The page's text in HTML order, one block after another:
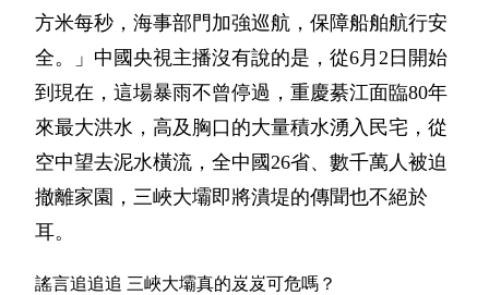
方米每秒，海事部門加強巡航，保障船舶航行安
全。」中國央視主播沒有說的是，從6月2日開始
到現在，這場暴雨不曾停過，重慶綦江面臨80年
來最大洪水，高及胸口的大量積水湧入民宅，從
空中望去泥水橫流，全中國26省、數千萬人被迫
撤離家園，三峽大壩即將潰堤的傳聞也不絕於
耳。
謠言追追追 三峽大壩真的岌岌可危嗎？